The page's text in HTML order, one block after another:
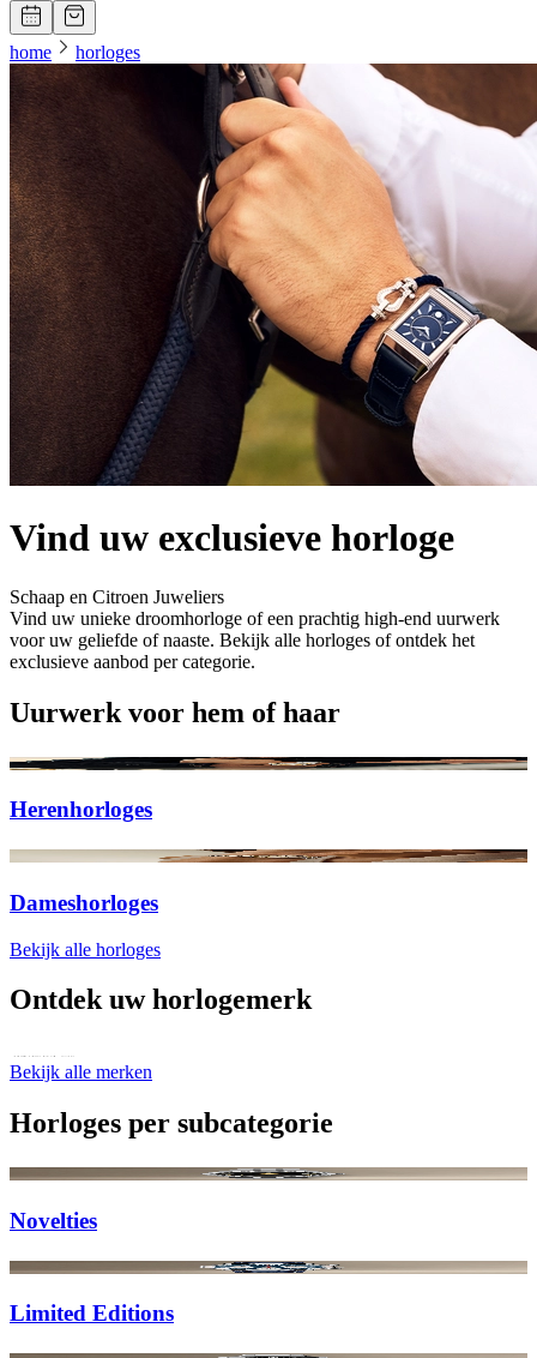
home horloges
Vind uw exclusieve horloge
Schaap en Citroen Juweliers
Vind uw unieke droomhorloge of een prachtig high-end uurwerk
voor uw geliefde of naaste. Bekijk alle horloges of ontdek het
exclusieve aanbod per categorie.
Uurwerk voor hem of haar
Herenhorloges
Dameshorloges
Bekijk alle horloges
Ontdek uw horlogemerk
Bekijk alle merken
Horloges per subcategorie
Novelties
Limited Editions